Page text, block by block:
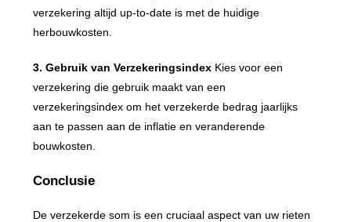
verzekering altijd up-to-date is met de huidige
herbouwkosten.
3. Gebruik van Verzekeringsindex Kies voor een
verzekering die gebruik maakt van een
verzekeringsindex om het verzekerde bedrag jaarlijks
aan te passen aan de inflatie en veranderende
bouwkosten.
Conclusie
De verzekerde som is een cruciaal aspect van uw rieten